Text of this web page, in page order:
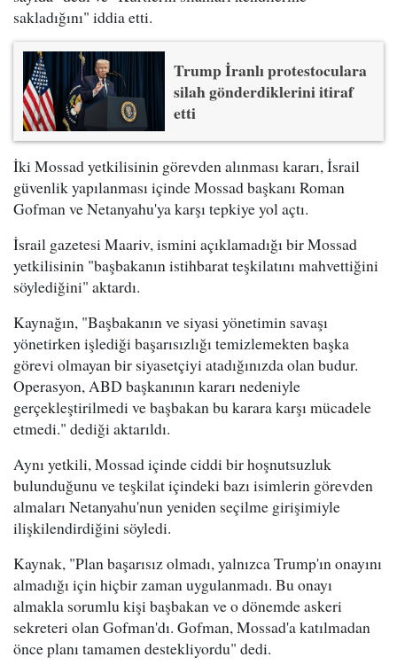
sakladığını" iddia etti.
Trump İranlı protestoculara
silah gönderdiklerini itiraf
etti
İki Mossad yetkilisinin görevden alınması kararı, İsrail
güvenlik yapılanması içinde Mossad başkanı Roman
Gofman ve Netanyahu'ya karşı tepkiye yol açtı.
İsrail gazetesi Maariv, ismini açıklamadığı bir Mossad
yetkilisinin "başbakanın istihbarat teşkilatını mahvettiğini
söylediğini" aktardı.
Kaynağın, "Başbakanın ve siyasi yönetimin savaşı
yönetirken işlediği başarısızlığı temizlemekten başka
görevi olmayan bir siyasetçiyi atadığınızda olan budur.
Operasyon, ABD başkanının kararı nedeniyle
gerçekleştirilmedi ve başbakan bu karara karşı mücadele
etmedi." dediği aktarıldı.
Aynı yetkili, Mossad içinde ciddi bir hoşnutsuzluk
bulunduğunu ve teşkilat içindeki bazı isimlerin görevden
almaları Netanyahu'nun yeniden seçilme girişimiyle
ilişkilendirdiğini söyledi.
Kaynak, "Plan başarısız olmadı, yalnızca Trump'ın onayını
almadığı için hiçbir zaman uygulanmadı. Bu onayı
almakla sorumlu kişi başbakan ve o dönemde askeri
sekreteri olan Gofman'dı. Gofman, Mossad'a katılmadan
önce planı tamamen destekliyordu" dedi.